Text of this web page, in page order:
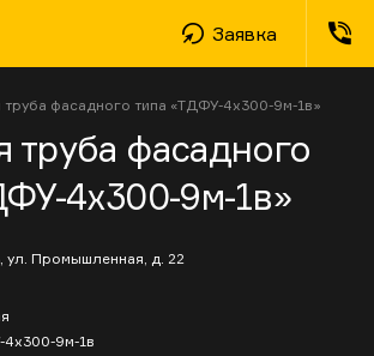
Заявка
фасадного типа «ТДФУ-4х300-9м-1в»
труба фасадного
4х300-9м-1в»
ул. Промышленная, д. 22
9м-1в